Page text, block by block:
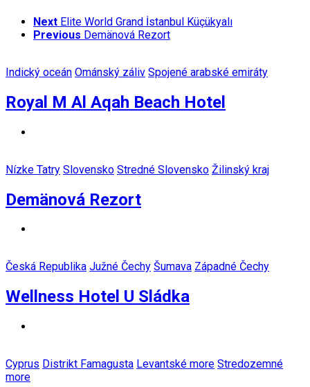
Next Elite World Grand İstanbul Küçükyalı
Previous Demänová Rezort
Indický oceán Ománský záliv Spojené arabské emiráty
Royal M Al Aqah Beach Hotel
Nízke Tatry Slovensko Stredné Slovensko Žilinský kraj
Demänová Rezort
Česká Republika Južné Čechy Šumava Západné Čechy
Wellness Hotel U Sládka
Cyprus Distrikt Famagusta Levantské more Stredozemné
more